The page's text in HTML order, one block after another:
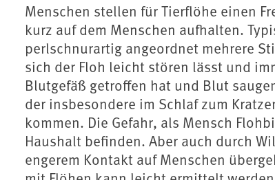
Menschen stellen für Tierflöhe einen
kurz auf dem Menschen aufhalten.
perlschnurartig angeordnet mehrere
sich der Floh leicht stören lässt und
Blutgefäß getroffen hat und Blut
der insbesondere im Schlaf zum
kommen. Die Gefahr, als Mensch
Haushalt befinden. Aber auch durch
engerem Kontakt auf Menschen